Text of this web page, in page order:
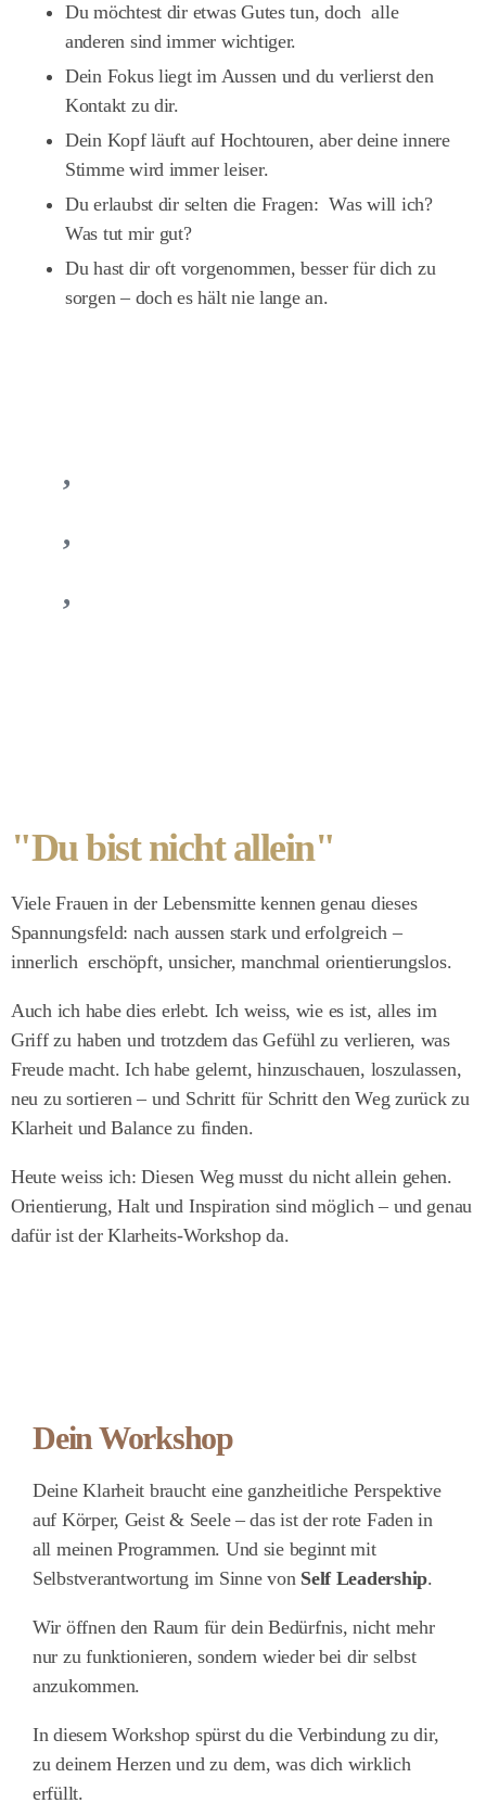
Du möchtest dir etwas Gutes tun, doch alle
anderen sind immer wichtiger.
Dein Fokus liegt im Aussen und du verlierst den
Kontakt zu dir.
Dein Kopf läuft auf Hochtouren, aber deine innere
Stimme wird immer leiser.
Du erlaubst dir selten die Fragen: Was will ich?
Was tut mir gut?
Du hast dir oft vorgenommen, besser für dich zu
sorgen – doch es hält nie lange an.
"Du bist nicht allein"
Viele Frauen in der Lebensmitte kennen genau dieses
Spannungsfeld: nach aussen stark und erfolgreich –
innerlich erschöpft, unsicher, manchmal orientierungslos.
Auch ich habe dies erlebt. Ich weiss, wie es ist, alles im
Griff zu haben und trotzdem das Gefühl zu verlieren, was
Freude macht. Ich habe gelernt, hinzuschauen, loszulassen,
neu zu sortieren – und Schritt für Schritt den Weg zurück zu
Klarheit und Balance zu finden.
Heute weiss ich: Diesen Weg musst du nicht allein gehen.
Orientierung, Halt und Inspiration sind möglich – und genau
dafür ist der Klarheits-Workshop da.
Dein Workshop
Deine Klarheit braucht eine ganzheitliche Perspektive
auf Körper, Geist & Seele – das ist der rote Faden in
all meinen Programmen. Und sie beginnt mit
Selbstverantwortung im Sinne von Self Leadership.
Wir öffnen den Raum für dein Bedürfnis, nicht mehr
nur zu funktionieren, sondern wieder bei dir selbst
anzukommen.
In diesem Workshop spürst du die Verbindung zu dir,
zu deinem Herzen und zu dem, was dich wirklich
erfüllt.